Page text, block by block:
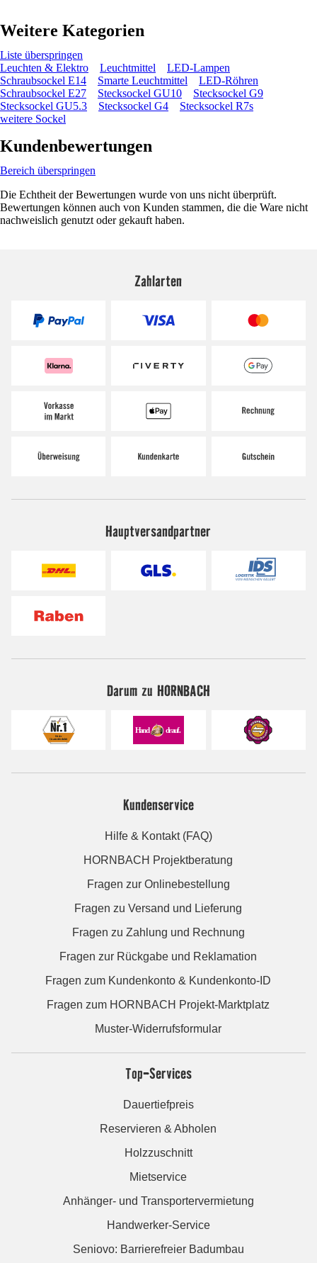
Weitere Kategorien
Liste überspringen
Leuchten & Elektro
Leuchtmittel
LED-Lampen
Schraubsockel E14
Smarte Leuchtmittel
LED-Röhren
Schraubsockel E27
Stecksockel GU10
Stecksockel G9
Stecksockel GU5.3
Stecksockel G4
Stecksockel R7s
weitere Sockel
Kundenbewertungen
Bereich überspringen
Die Echtheit der Bewertungen wurde von uns nicht überprüft.
Bewertungen können auch von Kunden stammen, die die Ware nicht
nachweislich genutzt oder gekauft haben.
Zahlarten
Hauptversandpartner
Darum zu HORNBACH
Kundenservice
Hilfe & Kontakt (FAQ)
HORNBACH Projektberatung
Fragen zur Onlinebestellung
Fragen zu Versand und Lieferung
Fragen zu Zahlung und Rechnung
Fragen zur Rückgabe und Reklamation
Fragen zum Kundenkonto & Kundenkonto-ID
Fragen zum HORNBACH Projekt-Marktplatz
Muster-Widerrufsformular
Top-Services
Dauertiefpreis
Reservieren & Abholen
Holzzuschnitt
Mietservice
Anhänger- und Transportervermietung
Handwerker-Service
Seniovo: Barrierefreier Badumbau